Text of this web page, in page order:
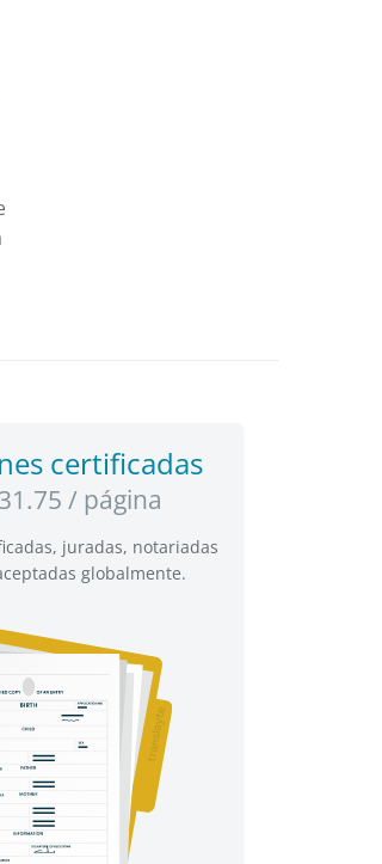
certificadas
/ página
juradas, notariadas
globalmente.